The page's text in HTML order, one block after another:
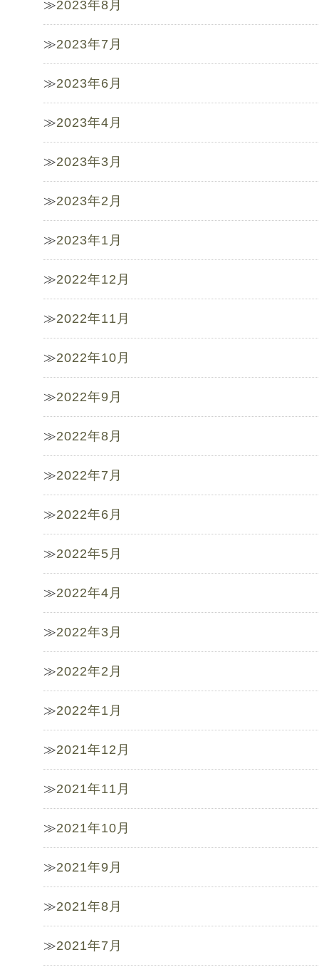
2023年8月
2023年7月
2023年6月
2023年4月
2023年3月
2023年2月
2023年1月
2022年12月
2022年11月
2022年10月
2022年9月
2022年8月
2022年7月
2022年6月
2022年5月
2022年4月
2022年3月
2022年2月
2022年1月
2021年12月
2021年11月
2021年10月
2021年9月
2021年8月
2021年7月